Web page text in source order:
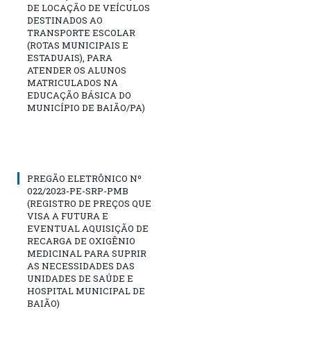
DE LOCAÇÃO DE VEÍCULOS
DESTINADOS AO
TRANSPORTE ESCOLAR
(ROTAS MUNICIPAIS E
ESTADUAIS), PARA
ATENDER OS ALUNOS
MATRICULADOS NA
EDUCAÇÃO BÁSICA DO
MUNICÍPIO DE BAIÃO/PA)
PREGÃO ELETRÔNICO Nº
022/2023-PE-SRP-PMB
(REGISTRO DE PREÇOS QUE
VISA A FUTURA E
EVENTUAL AQUISIÇÃO DE
RECARGA DE OXIGÊNIO
MEDICINAL PARA SUPRIR
AS NECESSIDADES DAS
UNIDADES DE SAÚDE E
HOSPITAL MUNICIPAL DE
BAIÃO)